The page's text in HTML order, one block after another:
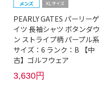
PEARLY GATES パーリーゲ
イツ 長袖シャツ ボタンダウ
ン ストライプ柄 パープル系
サイズ：6 ランク：B 【中
古】ゴルフウェア
3,630円